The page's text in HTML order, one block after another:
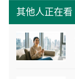
其他人正在看